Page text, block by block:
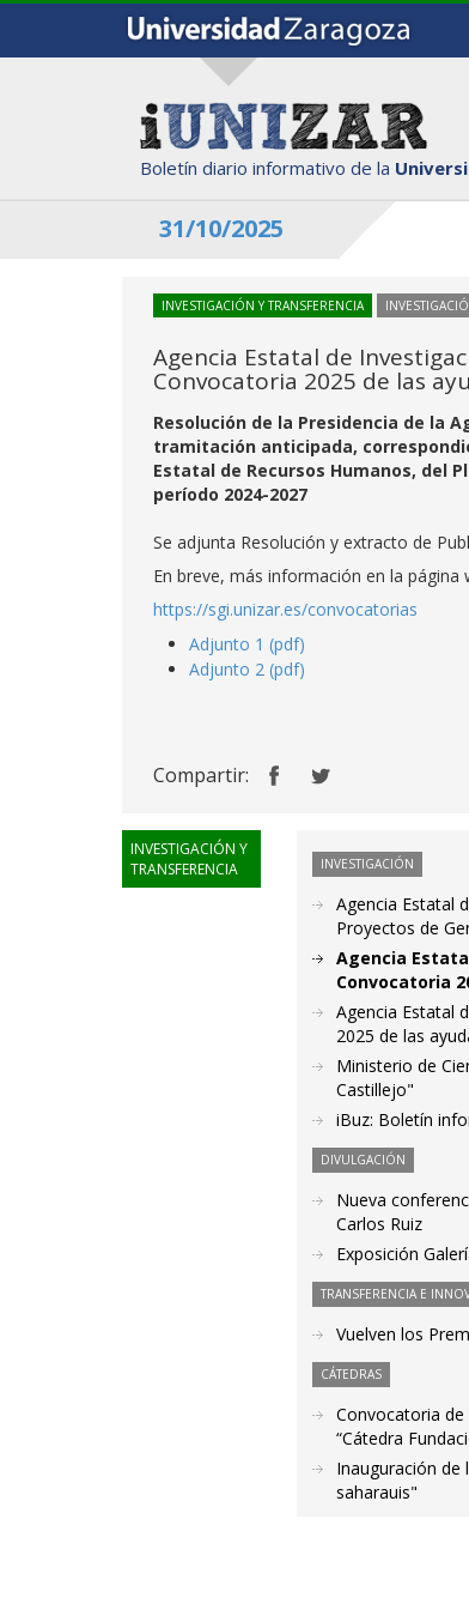
Boletín diario informativo de la
31/10/2025
INVESTIGACIÓN Y TRANSFERENCIA
Agencia Estatal de
Convocatoria 2025 de las
Resolución de la Presidencia de la
tramitación anticipada,
Estatal de Recursos Humanos, del
período 2024-2027
Se adjunta Resolución y extracto de
En breve, más información en la página
https://sgi.unizar.es/convocatorias
Adjunto 1 (pdf)
Adjunto 2 (pdf)
Compartir:
INVESTIGACIÓN Y
TRANSFERENCIA
INVESTIGACIÓN
Agencia Estatal
Proyectos de
Agencia
Convocatoria
Agencia Estatal
2025 de las
Ministerio de
Castillejo"
iBuz: Boletín
DIVULGACIÓN
Nueva
Carlos Ruiz
Exposición
TRANSFERENCIA E
Vuelven los
CÁTEDRAS
Convocatoria
“Cátedra
Inauguración
saharauis"